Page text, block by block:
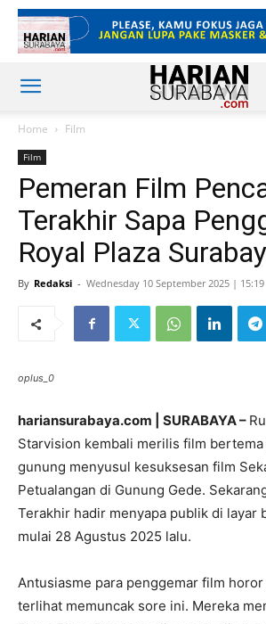
Home Film
Film
Pemeran Film
Terakhir Sapa
Royal Plaza
By Redaksi - Wednesday 10 September 2025 | 15:19
oplus_0
hariansurabaya.com | SURABAYA –
Starvision kembali merilis film bertema
gunung menyusul kesuksesan film
Petualangan di Gunung Gede.
Terakhir hadir menyapa publik di layar
mulai 28 Agustus 2025 lalu.
Antusiasme para penggemar film
terlihat memuncak sore ini. Mereka